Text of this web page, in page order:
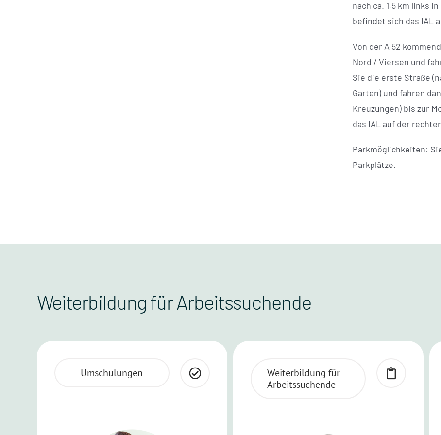
nach ca. 1,5 km links
befindet sich das IAL
Von der A 52
Nord / Viersen und
Sie die erste Straße
Garten) und fahren
Kreuzungen) bis zur
das IAL auf der
Parkmöglichkeiten:
Parkplätze.
Weiterbildung für Arbeitssuchende
Umschulungen
Weiterbildung für
Arbeitssuchende